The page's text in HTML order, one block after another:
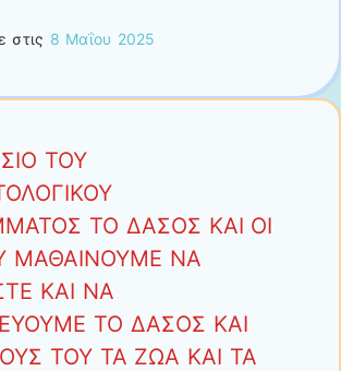
στις 8 Μαΐου 2025
ΤΟΥ
ΤΟ ΔΑΣΟΣ ΚΑΙ ΟΙ
ΜΑΘΑΙΝΟΥΜΕ ΝΑ
ΚΑΙ ΝΑ
ΤΟ ΔΑΣΟΣ ΚΑΙ
ΤΟΥ ΤΑ ΖΩΑ ΚΑΙ ΤΑ